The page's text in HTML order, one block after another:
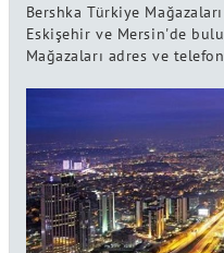
Bershka Türkiye
Eskişehir ve Mersin'de
Mağazaları adres ve